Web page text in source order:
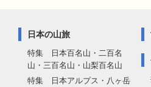
日本の山旅
特集 日本百名山・二百名
山・三百名山・山梨百名山
特集 日本アルプス・八ヶ岳